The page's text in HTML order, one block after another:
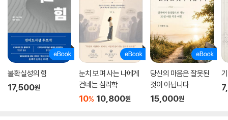
는 서운함, 이해받고 싶은 감정을 읽어주라는 것이다. 그런데 이렇게 감정
발견과 언어화 작업을 하려면 우선 엄마 자신에 대한 비난이나 미움 같은
부정적인 감정을 견딜 수 있어야 한다.
부모가 먼저 자신의 모자란 모습을 인정하면 아이 또한 자신의 부족한 면,
이고 모호하며 부정적인 감정을 많이 주고받는 곳이다. 이럴 때 부모가 아
이에게 미움 받을 준비가 돼 있다면, 아이는 이런 세계에 좀더 용감하게 맞
불확실성의 힘
17,500원
눈치 보며 사는 나에게
건네는 심리학
10% 10,800원
당신의 마음은 잘못된
것이 아닙니다
15,000원